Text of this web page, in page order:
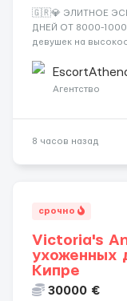
🇬🇷💎 ЭЛИТНОЕ
ДНЕЙ ОТ 8000-
девушек на
хорошие деньги 💶
Требования: ✔️
Агентство
8 часов назад
срочно
Victoria's
ухоженных
Кипре
30000 €